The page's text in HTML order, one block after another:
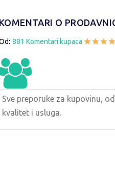
O
881 Komentari kupaca
Sve preporuke za kupovinu,
kvalitet i usluga.